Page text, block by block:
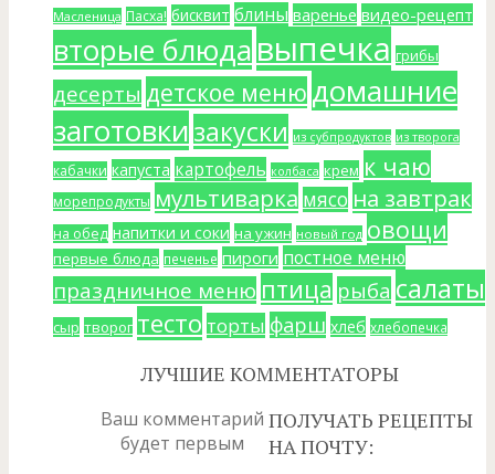
Масленица Пасха! бисквит блины варенье видео-рецепт
вторые блюдавыпечка грибы
десерты детское меню домашние
заготовкизакуски из субпродуктов из творога
кабачки капуста картофель колбаса крем к чаю
морепродукты мультиварка мясо на завтрак
на обед напитки и соки на ужин новый год овощи
первые блюда печенье пироги постное меню
праздничное меню птица рыба салаты
сыр творог тесто торты фарш хлеб хлебопечка
ЛУЧШИЕ КОММЕНТАТОРЫ
Ваш комментарий
будет первым
ПОЛУЧАТЬ РЕЦЕПТЫ
НА ПОЧТУ: